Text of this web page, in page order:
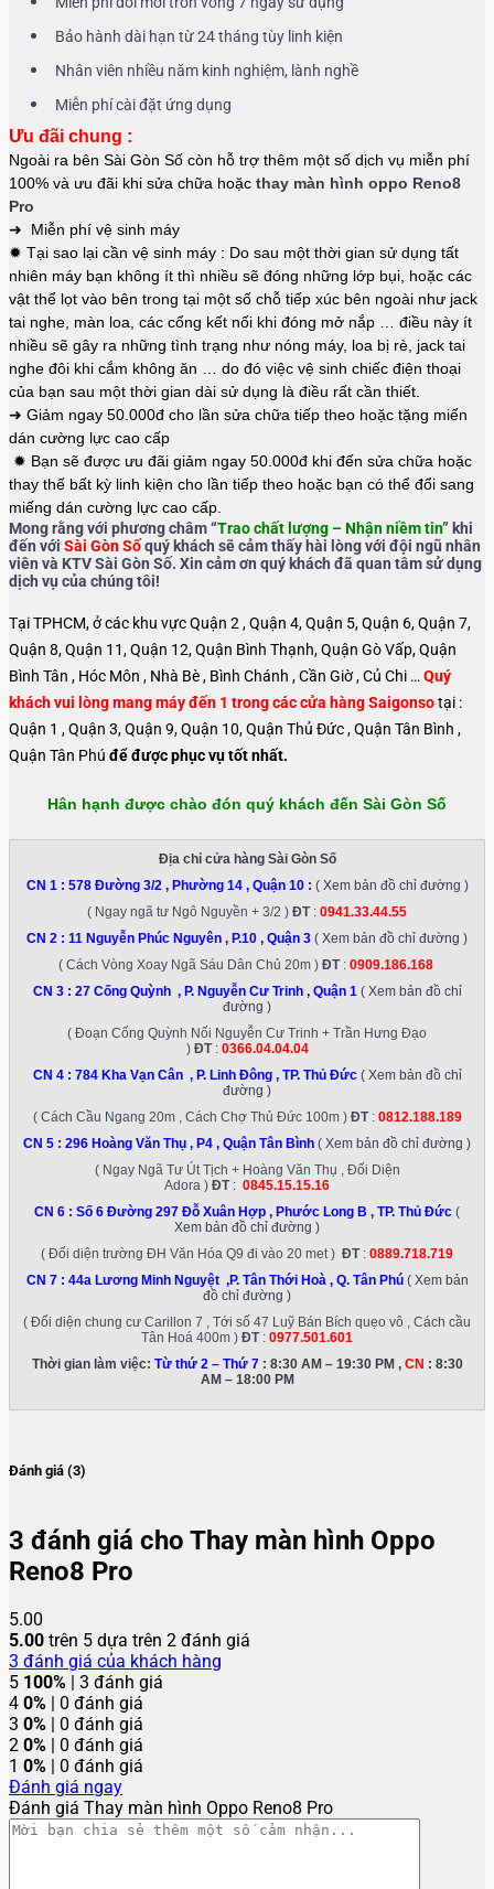
Bảo hành dài hạn từ 24 tháng tùy linh kiện
Nhân viên nhiều năm kinh nghiệm, lành nghề
Miễn phí cài đặt ứng dụng
Ưu đãi chung :
Ngoài ra bên Sài Gòn Số còn hỗ trợ thêm một số dịch vụ miễn phí
100% và ưu đãi khi sửa chữa hoặc thay màn hình oppo Reno8
Pro
➜ Miễn phí vệ sinh máy
✹ Tại sao lại cần vệ sinh máy : Do sau một thời gian sử dụng tất
nhiên máy bạn không ít thì nhiều sẽ đóng những lớp bụi, hoặc các
vật thể lọt vào bên trong tại một số chỗ tiếp xúc bên ngoài như jack
tai nghe, màn loa, các cổng kết nối khi đóng mở nắp … điều này ít
nhiều sẽ gây ra những tình trạng như nóng máy, loa bị rè, jack tai
nghe đôi khi cắm không ăn … do đó việc vệ sinh chiếc điện thoại
của bạn sau một thời gian dài sử dụng là điều rất cần thiết.
➜ Giảm ngay 50.000đ cho lần sửa chữa tiếp theo hoặc tặng miến
dán cường lực cao cấp
✹ Bạn sẽ được ưu đãi giảm ngay 50.000đ khi đến sửa chữa hoặc
thay thế bất kỳ linh kiện cho lần tiếp theo hoặc bạn có thể đổi sang
miếng dán cường lực cao cấp.
Mong rằng với phương châm “Trao chất lượng – Nhận niềm tin” khi
đến với Sài Gòn Sốquý khách sẽ cảm thấy hài lòng với đội ngũ nhân
viên và KTV Sài Gòn Số. Xin cảm ơn quý khách đã quan tâm sử dụng
dịch vụ của chúng tôi!
Tại TPHCM, ở các khu vực Quận 2 , Quận 4, Quận 5, Quận 6, Quận 7,
Quận 8, Quận 11, Quận 12, Quận Bình Thạnh, Quận Gò Vấp, Quận
Bình Tân , Hóc Môn , Nhà Bè , Bình Chánh , Cần Giờ , Củ Chi …Quý
khách vui lòng mang máy đến 1 trong các cửa hàng Saigonsotại :
Quận 1 , Quận 3, Quận 9, Quận 10, Quận Thủ Đức , Quận Tân Bình ,
Quận Tân Phú để được phục vụ tốt nhất.
Hân hạnh được chào đón quý khách đến Sài Gòn Số
Địa chỉ cửa hàng Sài Gòn Số
CN 1 : 578 Đường 3/2 , Phường 14 , Quận 10: ( Xem bản đồ chỉ đường )
( Ngay ngã tư Ngô Nguyền + 3/2 ) ĐT: 0941.33.44.55
CN 2 : 11 Nguyễn Phúc Nguyên , P.10 , Quận 3 ( Xem bản đồ chỉ đường )
( Cách Vòng Xoay Ngã Sáu Dân Chủ 20m ) ĐT: 0909.186.168
CN 3 : 27 Cống Quỳnh , P. Nguyễn Cư Trinh , Quận 1 ( Xem bản đồ chỉ
đường )
( Đoạn Cống Quỳnh Nối Nguyễn Cư Trinh + Trần Hưng Đạo
) ĐT: 0366.04.04.04
CN 4 : 784 Kha Vạn Cân , P. Linh Đông , TP. Thủ Đức( Xem bản đồ chỉ
đường )
( Cách Cầu Ngang 20m , Cách Chợ Thủ Đức 100m ) ĐT: 0812.188.189
CN 5 : 296 Hoàng Văn Thụ , P4 , Quận Tân Bình ( Xem bản đồ chỉ đường )
( Ngay Ngã Tư Út Tịch + Hoàng Văn Thụ , Đối Diện
Adora ) ĐT: 0845.15.15.16
CN 6 : Số 6 Đường 297 Đỗ Xuân Hợp , Phước Long B , TP. Thủ Đức (
Xem bản đồ chỉ đường )
( Đối diện trường ĐH Văn Hóa Q9 đi vào 20 met ) ĐT: 0889.718.719
CN 7 : 44a Lương Minh Nguyệt ,P. Tân Thới Hoà , Q. Tân Phú ( Xem bản
đồ chỉ đường )
( Đối diện chung cư Carillon 7 , Tới số 47 Luỹ Bán Bích quẹo vô , Cách cầu
Tân Hoá 400m ) ĐT: 0977.501.601
Thời gian làm việc: Từ thứ 2 – Thứ 7: 8:30 AM – 19:30 PM , CN : 8:30
AM – 18:00 PM
Đánh giá (3)
3 đánh giá cho Thay màn hình Oppo
Reno8 Pro
5.00
5.00 trên 5 dựa trên 2 đánh giá
3 đánh giá của khách hàng
5 100% | 3 đánh giá
4 0% | 0 đánh giá
3 0% | 0 đánh giá
2 0% | 0 đánh giá
1 0% | 0 đánh giá
Đánh giá ngay
Đánh giá Thay màn hình Oppo Reno8 Pro